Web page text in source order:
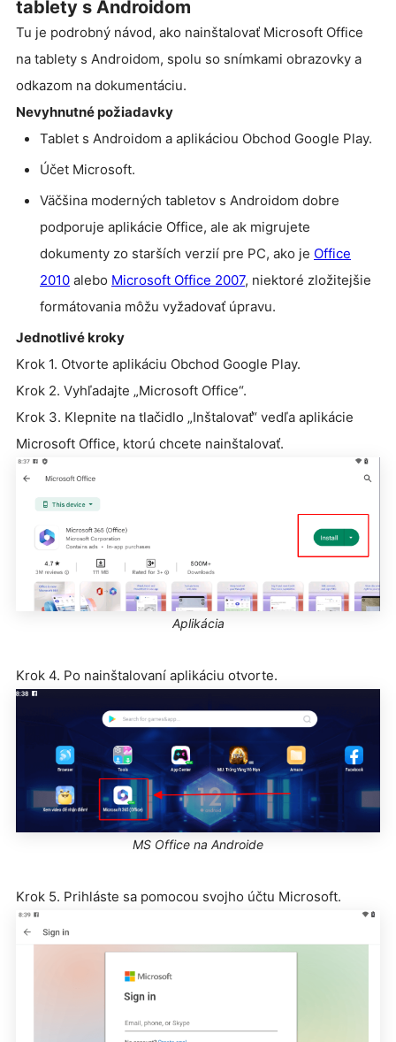
tablety s Androidom
Tu je podrobný návod, ako nainštalovať Microsoft Office
na tablety s Androidom, spolu so snímkami obrazovky a
odkazom na dokumentáciu.
Nevyhnutné požiadavky
Tablet s Androidom a aplikáciou Obchod Google Play.
Účet Microsoft.
Väčšina moderných tabletov s Androidom dobre
podporuje aplikácie Office, ale ak migrujete
dokumenty zo starších verzií pre PC, ako je Office
2010 alebo Microsoft Office 2007, niektoré zložitejšie
formátovania môžu vyžadovať úpravu.
Jednotlivé kroky
Krok 1. Otvorte aplikáciu Obchod Google Play.
Krok 2. Vyhľadajte „Microsoft Office“.
Krok 3. Klepnite na tlačidlo „Inštalovať“ vedľa aplikácie
Microsoft Office, ktorú chcete nainštalovať.
Aplikácia
Krok 4. Po nainštalovaní aplikáciu otvorte.
MS Office na Androide
Krok 5. Prihláste sa pomocou svojho účtu Microsoft.